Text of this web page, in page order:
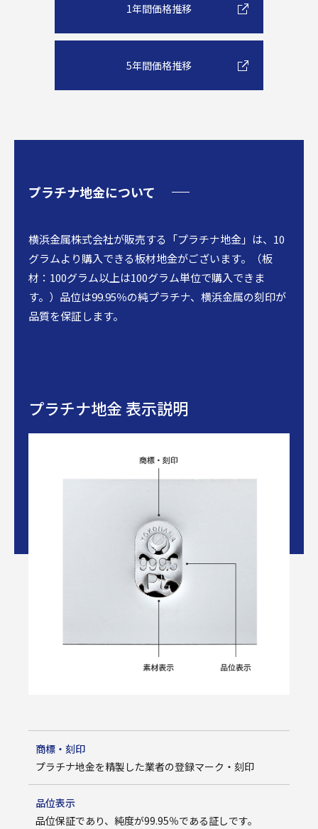
1年間価格推移
5年間価格推移
プラチナ地金について
横浜金属株式会社が販売する「プラチナ地金」は、10
グラムより購入できる板材地金がございます。（板
材：100グラム以上は100グラム単位で購入できま
す。）品位は99.95％の純プラチナ、横浜金属の刻印が
品質を保証します。
プラチナ地金 表示説明
商標・刻印
プラチナ地金を精製した業者の登録マーク・刻印
品位表示
品位保証であり、純度が99.95％である証しです。